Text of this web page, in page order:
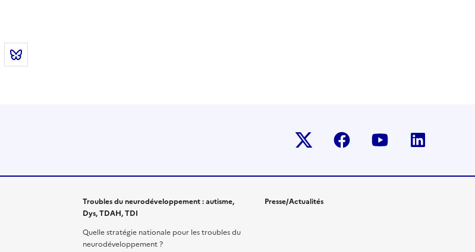
Twitter
Twitter-x facebook youtube
Troubles du neurodéveloppement : autisme,
Dys, TDAH, TDI
Quelle stratégie nationale pour les troubles du
neurodéveloppement ?
Presse/Actualités